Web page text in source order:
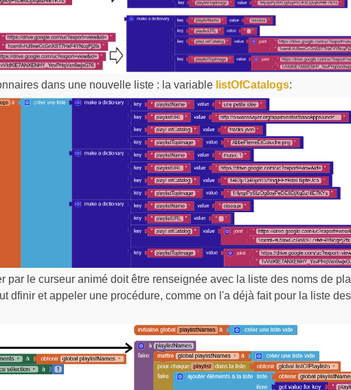
dans une nouvelle liste : la variable listOfCatalogs:
par le curseur animé doit être renseignée avec la liste des noms de
dfinir et appeler une procédure, comme on l'a déjà fait pour la liste